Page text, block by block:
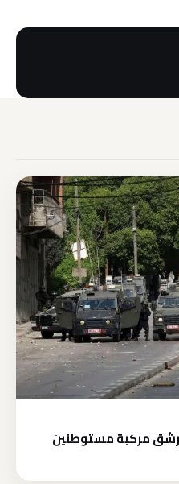
رشق مركبة مستوطنين